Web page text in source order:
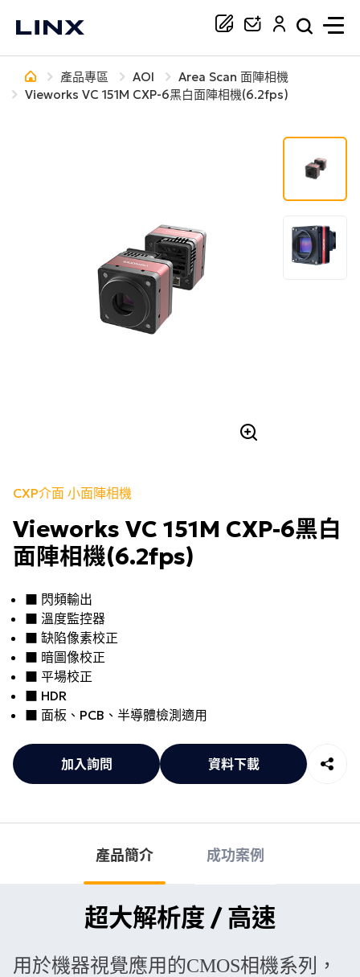
你正在尋找協助嗎？
搜尋
產品專區 AOI
Area Scan 面陣相機
Vieworks VC 151M CXP-6黑白面陣相機(6.2fps)
CXP介面 小面陣相機
Vieworks VC 151M CXP-6黑白
面陣相機(6.2fps)
■ 閃頻輸出
■ 溫度監控器
■ 缺陷像素校正
■ 暗圖像校正
■ 平場校正
■ HDR
■ 面板、PCB、半導體檢測適用
加入詢問 資料下載
產品簡介 成功案例
超大解析度 / 高速
用於機器視覺應用的CMOS相機系列，